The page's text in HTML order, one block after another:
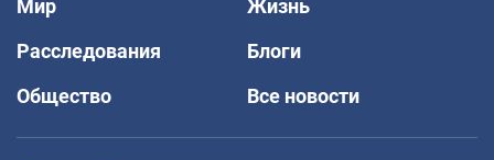
Мир
Жизнь
Расследования
Блоги
Общество
Все новости